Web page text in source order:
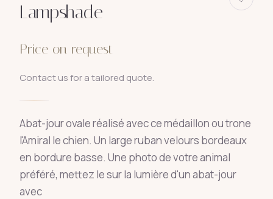
Lampshade
Price on request
Contact us for a tailored quote.
Abat-jour ovale réalisé avec ce médaillon ou trone
l'Amiral le chien. Un large ruban velours bordeaux
en bordure basse. Une photo de votre animal
préféré, mettez le sur la lumière d'un abat-jour
avec